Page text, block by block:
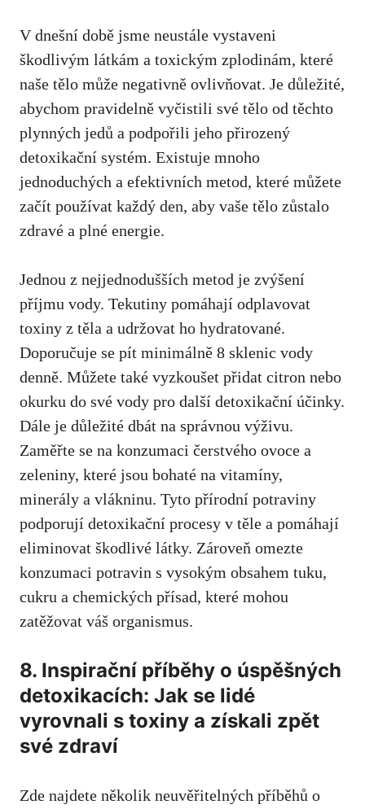
V dnešní době jsme neustále vystaveni
škodlivým látkám a toxickým zplodinám, které
naše tělo může negativně ovlivňovat. Je důležité,
abychom pravidelně vyčistili své tělo od těchto
plynných jedů a podpořili jeho přirozený
detoxikační systém. Existuje mnoho
jednoduchých a efektivních metod, které můžete
začít používat každý den, aby vaše tělo zůstalo
zdravé a plné energie.
Jednou z nejjednodušších metod je zvýšení
příjmu vody. Tekutiny pomáhají odplavovat
toxiny z těla a udržovat ho hydratované.
Doporučuje se pít minimálně 8 sklenic vody
denně. Můžete také vyzkoušet přidat citron nebo
okurku do své vody pro další detoxikační účinky.
Dále je důležité dbát na správnou výživu.
Zaměřte se na konzumaci čerstvého ovoce a
zeleniny, které jsou bohaté na vitamíny,
minerály a vlákninu. Tyto přírodní potraviny
podporují detoxikační procesy v těle a pomáhají
eliminovat škodlivé látky. Zároveň omezte
konzumaci potravin s vysokým obsahem tuku,
cukru a chemických přísad, které mohou
zatěžovat váš organismus.
8. Inspirační příběhy o úspěšných
detoxikacích: Jak se lidé
vyrovnali s toxiny a získali zpět
své zdraví
Zde najdete několik neuvěřitelných příběhů o